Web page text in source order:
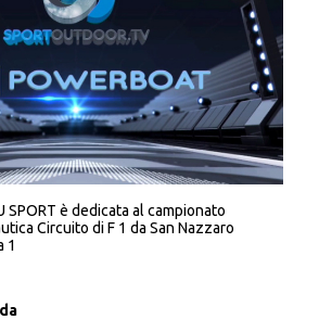
SPORT è dedicata al campionato
Circuito di F 1 da San Nazzaro
1